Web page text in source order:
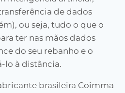
de dados
ou seja, tudo o que o
ter nas mãos dados
do seu rebanho e o
lo à distância.
brasileira Coimma